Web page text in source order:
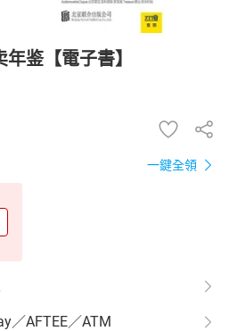
鉴【電子書】
一鍵全領
／AFTEE／ATM